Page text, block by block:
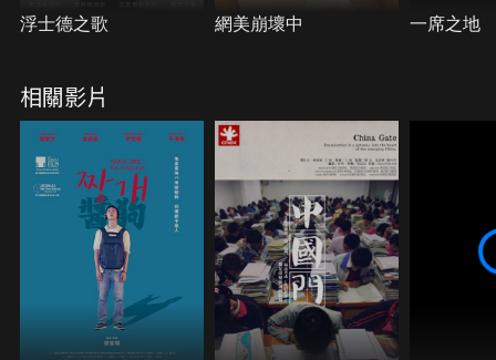
浮士德之歌 網美崩壞中 一席之地
相關影片